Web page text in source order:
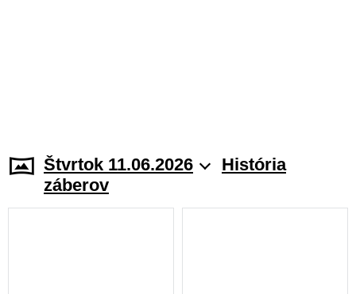
Štvrtok 11.06.2026
História
záberov